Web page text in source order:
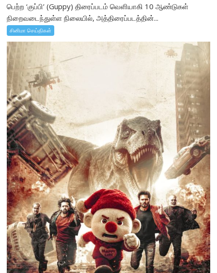
பெற்ற ‘குப்பி’ (Guppy) திரைப்படம் வெளியாகி 10 ஆண்டுகள்
நிறைவடைந்துள்ள நிலையில், அத்திரைப்படத்தின்...
சினிமா செய்திகள்